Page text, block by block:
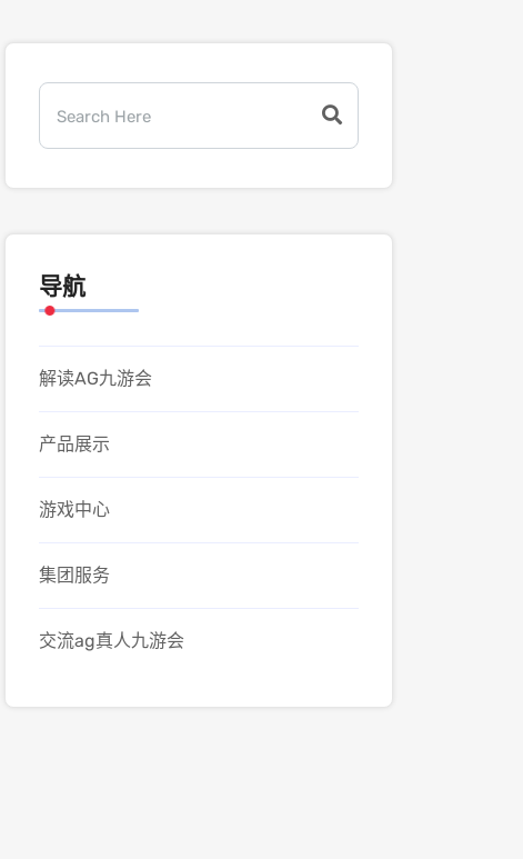
导航
解读AG九游会
产品展示
游戏中心
集团服务
交流ag真人九游会